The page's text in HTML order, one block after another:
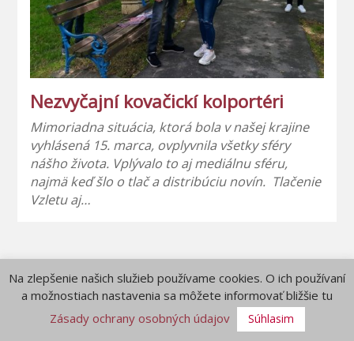
Nezvyčajní kovačickí kolportéri
Mimoriadna situácia, ktorá bola v našej krajine
vyhlásená 15. marca, ovplyvnila všetky sféry
nášho života. Vplývalo to aj mediálnu sféru,
najmä keď šlo o tlač a distribúciu novín. Tlačenie
Vzletu aj…
Na zlepšenie našich služieb používame cookies. O ich používaní
a možnostiach nastavenia sa môžete informovať bližšie tu
Zásady ochrany osobných údajov
Súhlasim